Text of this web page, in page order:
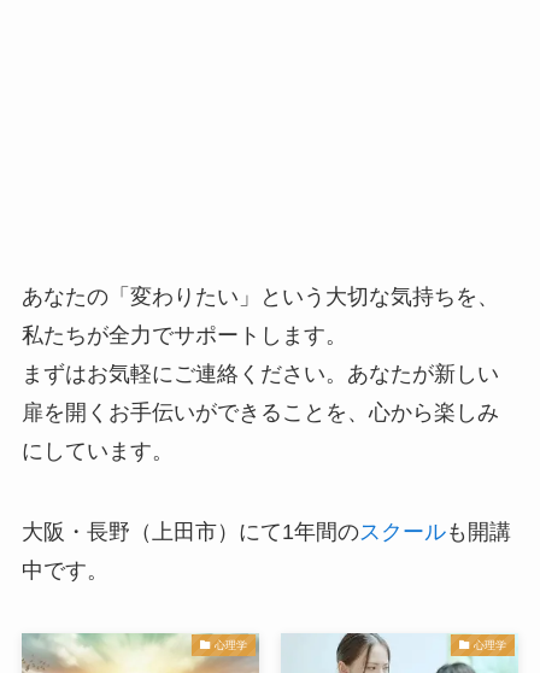
あなたの「変わりたい」という大切な気持ちを、
私たちが全力でサポートします。
まずはお気軽にご連絡ください。あなたが新しい
扉を開くお手伝いができることを、心から楽しみ
にしています。
大阪・長野（上田市）にて1年間のスクールも開講
中です。
心理学 心理学